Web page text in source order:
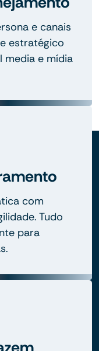
e canais
estratégico
media e mídia
com
Tudo
para